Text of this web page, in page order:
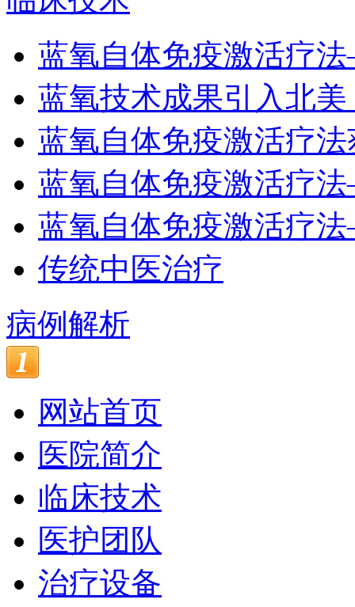
蓝氧自体免疫激活疗
蓝氧技术成果引入北
蓝氧自体免疫激活疗
蓝氧自体免疫激活疗
蓝氧自体免疫激活疗
传统中医治疗
病例解析
网站首页
医院简介
临床技术
医护团队
治疗设备